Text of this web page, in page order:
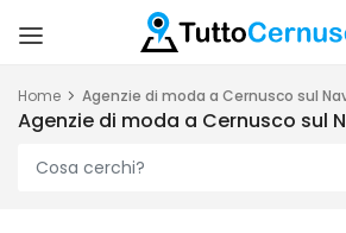
Home Agenzie di moda a Cernusco sul
Agenzie di moda a Cernusco sul